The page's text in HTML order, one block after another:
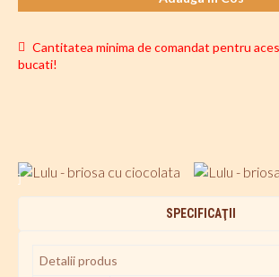
SPECIFICAŢII
Detalii produs
Cantitatea minima de comandat pentru
bucati!